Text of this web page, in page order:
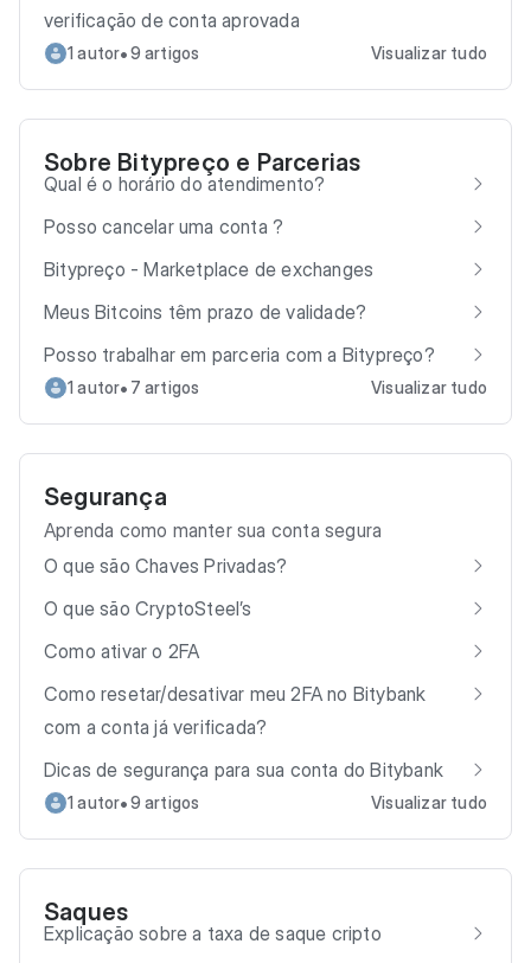
verificação de conta aprovada
1 autor•9 artigos Visualizar tudo
Sobre Bitypreço e Parcerias
Qual é o horário do atendimento?
Posso cancelar uma conta ?
Bitypreço - Marketplace de exchanges
Meus Bitcoins têm prazo de validade?
Posso trabalhar em parceria com a Bitypreço?
1 autor• 7 artigos Visualizar tudo
Segurança
Aprenda como manter sua conta segura
O que são Chaves Privadas?
O que são CryptoSteel’s
Como ativar o 2FA
Como resetar/desativar meu 2FA no Bitybank
com a conta já verificada?
Dicas de segurança para sua conta do Bitybank
1 autor•9 artigos Visualizar tudo
Saques
Explicação sobre a taxa de saque cripto